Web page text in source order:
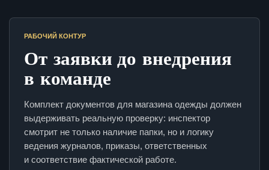
РАБОЧИЙ КОНТУР
От заявки до внедрения
в команде
Комплект документов для магазина одежды должен
выдерживать реальную проверку: инспектор
смотрит не только наличие папки, но и логику
ведения журналов, приказы, ответственных
и соответствие фактической работе.